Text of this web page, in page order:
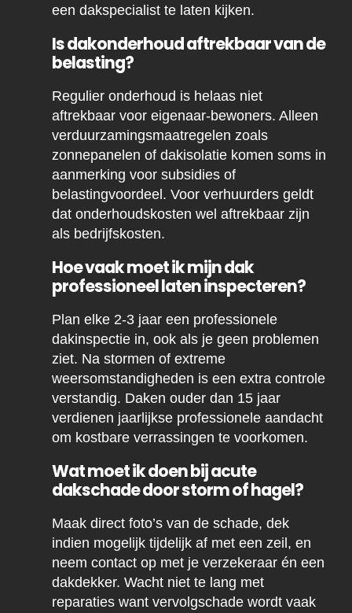
een dakspecialist te laten kijken.
Is dakonderhoud aftrekbaar van de
belasting?
Regulier onderhoud is helaas niet
aftrekbaar voor eigenaar-bewoners. Alleen
verduurzamingsmaatregelen zoals
zonnepanelen of dakisolatie komen soms in
aanmerking voor subsidies of
belastingvoordeel. Voor verhuurders geldt
dat onderhoudskosten wel aftrekbaar zijn
als bedrijfskosten.
Hoe vaak moet ik mijn dak
professioneel laten inspecteren?
Plan elke 2-3 jaar een professionele
dakinspectie in, ook als je geen problemen
ziet. Na stormen of extreme
weersomstandigheden is een extra controle
verstandig. Daken ouder dan 15 jaar
verdienen jaarlijkse professionele aandacht
om kostbare verrassingen te voorkomen.
Wat moet ik doen bij acute
dakschade door storm of hagel?
Maak direct foto’s van de schade, dek
indien mogelijk tijdelijk af met een zeil, en
neem contact op met je verzekeraar én een
dakdekker. Wacht niet te lang met
reparaties want vervolgschade wordt vaak